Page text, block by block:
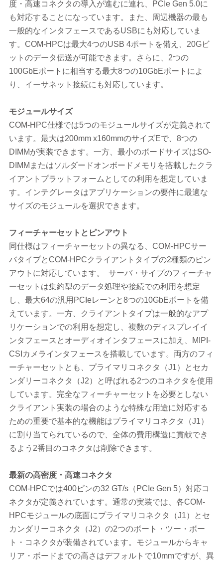
度・高速コネクタの導入が進むに連れ、PCIe Gen 5.0に
も対応することになっています。また、周辺機器の最も
一般的なインタフェースであるUSBにも対応していま
す。COM-HPCは最大4つのUSB 4ポートを備え、20Gビ
ットのデータ伝送が可能できます。さらに、2つの
100GbEポートに相当する最大8つの10GbEポートによ
り、イーサネット接続にも対応しています。
モジュールサイズ
COM-HPC仕様では5つのモジュールサイズが定義されて
います。最大は200mm x160mmのサイズEで、8つの
DIMMが実装できます。一方、最小のボードサイズはSO-
DIMMまたはソルダードオンボードメモリを搭載したクラ
イアントプラットフォームとしての利用を想定していま
す。インテグレータはアプリケーションの要件に最適な
サイズのモジュールを選択できます。
フィーチャーセットとピンアウト
同仕様はフィーチャーセットの異なる、COM-HPCサー
バタイプとCOM-HPCクライアントタイプの2種類のピン
アウトに対応しています。 サーバ・サイプのフィーチャ
ーセットは集約型のデータ処理や接続での利用を想定
し、最大64の汎用PCIeレーンと8つの10GbEポートを備
えています。一方、クライアントタイプは一般的なアプ
リケーションでの利用を想定し、複数のディスプレイイ
ンタフェースとオーディオインタフェースに加え、MIPI-
CSIカメラインタフェースを搭載しています。両方のフィ
ーチャーセットとも、プライマリコネクタ（J1）とセカ
ンダリーコネクタ（J2）と呼ばれる2つのコネクタを使用
しています。完全なフィーチャーセットを必要としない
クライアント実装の場合のような特殊な用途に対応する
ための重要で基本的な機能はプライマリコネクタ（J1）
に割り当てられているので、全体の費用構造に貢献でき
るよう2番目のコネクタは削除できます。
最新の高密度・高速コネクタ
COM-HPCでは400ピンの32 GT/s（PCIe Gen 5）対応コ
ネクタが定義されています。通常の実装では、各COM-
HPCモジュールの底面にプライマリコネクタ（J1）とセ
カンダリーコネクタ（J2）の2つのボート・ツー・ボー
ト・コネクタが装備されています。モジュールからキャ
リア・ボードまでの高さはデフォルトで10mmですが、異